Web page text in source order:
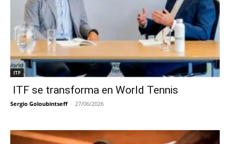
ITF
ITF se transforma en World Tennis
Sergio Goloubintseff - 27/06/2026